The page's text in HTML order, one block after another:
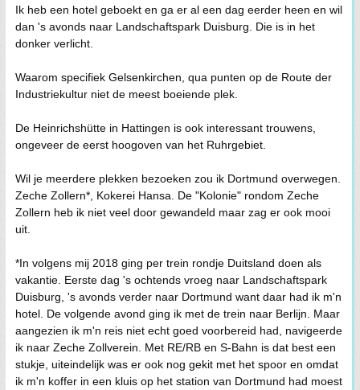
Ik heb een hotel geboekt en ga er al een dag eerder heen en wil
dan 's avonds naar Landschaftspark Duisburg. Die is in het
donker verlicht.
Waarom specifiek Gelsenkirchen, qua punten op de Route der
Industriekultur niet de meest boeiende plek.
De Heinrichshütte in Hattingen is ook interessant trouwens,
ongeveer de eerst hoogoven van het Ruhrgebiet.
Wil je meerdere plekken bezoeken zou ik Dortmund overwegen.
Zeche Zollern*, Kokerei Hansa. De "Kolonie" rondom Zeche
Zollern heb ik niet veel door gewandeld maar zag er ook mooi
uit.
*In volgens mij 2018 ging per trein rondje Duitsland doen als
vakantie. Eerste dag 's ochtends vroeg naar Landschaftspark
Duisburg, 's avonds verder naar Dortmund want daar had ik m'n
hotel. De volgende avond ging ik met de trein naar Berlijn. Maar
aangezien ik m'n reis niet echt goed voorbereid had, navigeerde
ik naar Zeche Zollverein. Met RE/RB en S-Bahn is dat best een
stukje, uiteindelijk was er ook nog gekit met het spoor en omdat
ik m'n koffer in een kluis op het station van Dortmund had moest